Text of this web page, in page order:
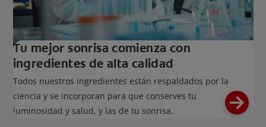
Tu mejor sonrisa comienza con
ingredientes de alta calidad
Todos nuestros ingredientes están respaldados por la
ciencia y se incorporan para que conserves tu
luminosidad y salud, y las de tu sonrisa.